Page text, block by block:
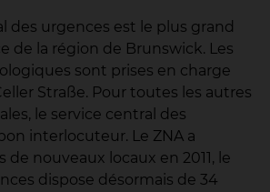
des urgences est le plus grand
de la région de Brunswick. Les
sont prises en charge
Straße. Pour toutes les autres
le service central des
interlocuteur. Le ZNA a
nouveaux locaux en 2011, le
dispose désormais de 34